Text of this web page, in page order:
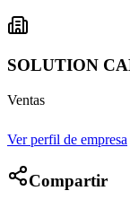
SOLUTION
Ventas
Ver perfil de empresa
Compartir